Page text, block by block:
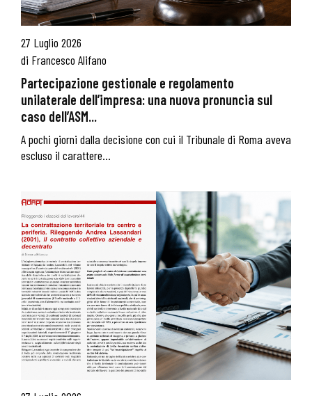
27 Luglio 2026
di Francesco Alifano
Partecipazione gestionale e regolamento
unilaterale dell’impresa: una nuova pronuncia sul
caso dell’ASM...
A pochi giorni dalla decisione con cui il Tribunale di Roma aveva
escluso il carattere...